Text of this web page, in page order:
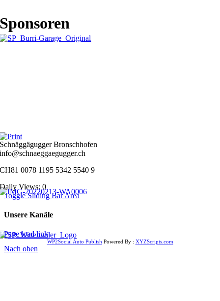
Sponsoren
Schnäggägugger Bronschhofen
info@schnaeggaegugger.ch
CH81 0078 1195 5342 5540 9
Daily Views: 0
Toggle Sliding Bar Area
Unsere Kanäle
Page load link
WP2Social Auto Publish Powered By : XYZScripts.com
Nach oben